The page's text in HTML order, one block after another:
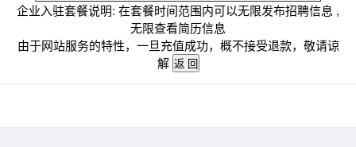
企业入驻套餐说明: 在套餐时间范围内可以无限发布招聘信息 ,
无限查看简历信息
由于网站服务的特性，一旦充值成功，概不接受退款，敬请谅
解